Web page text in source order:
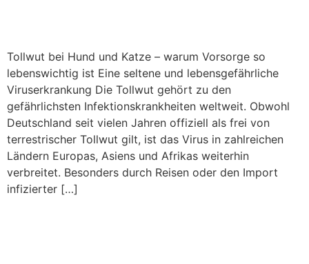
Tollwut bei Hund und Katze – warum Vorsorge so
lebenswichtig ist Eine seltene und lebensgefährliche
Viruserkrankung Die Tollwut gehört zu den
gefährlichsten Infektionskrankheiten weltweit. Obwohl
Deutschland seit vielen Jahren offiziell als frei von
terrestrischer Tollwut gilt, ist das Virus in zahlreichen
Ländern Europas, Asiens und Afrikas weiterhin
verbreitet. Besonders durch Reisen oder den Import
infizierter […]